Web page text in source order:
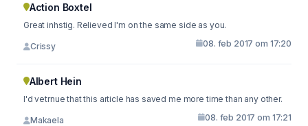
Action Boxtel
Great inhstig. Relieved I'm on the same side as you.
Crissy 08. feb 2017 om 17:20
Albert Hein
I'd vetrnue that this article has saved me more time than any other.
Makaela 08. feb 2017 om 17:21